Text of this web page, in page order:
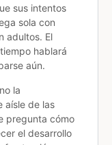
sus intentos
sola con
adultos. El
hablará
aún.
la
aísle de las
pregunta cómo
el desarrollo